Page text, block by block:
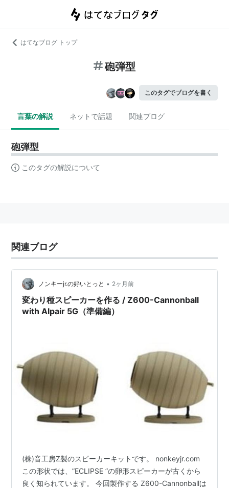
はてなブログ トップ
砲弾型
このタグでブログを書く
言葉の解説 ネットで話題 関連ブログ
砲弾型
このタグの解説について
関連ブログ
ノンキーjr.の好いとっと • 2ヶ月前
変わり種スピーカーを作る / Z600-Cannonball
with Alpair 5G（準備編）
(株)音工房Z製のスピーカーキットです。 nonkeyjr.com
この形状では、”ECLIPSE ”の卵形スピーカーが古くから
良く知られています。 今回製作する Z600-Cannonballは